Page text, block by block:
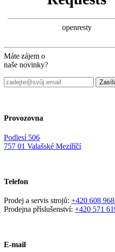
Máte zájem o
naše novinky?
Provozovna
Podlesí 506
757 01 Valašské Meziříčí
Telefon
Prodej a servis strojů: +420 608
Prodejna příslušenství: +420 571
E-mail